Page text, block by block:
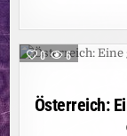
0 6
Österreich: